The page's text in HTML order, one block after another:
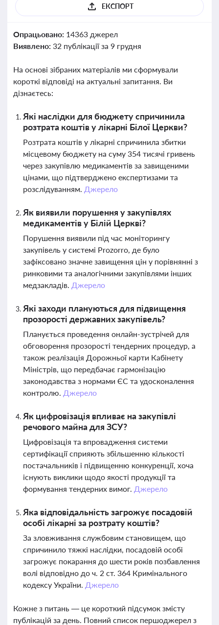
ЕКСПОРТ
Опрацьовано: 14363 джерел
Виявлено: 32 публікації за 9 грудня
На основі зібраних матеріалів ми сформували
короткі відповіді на актуальні запитання. Ви
дізнаєтесь:
Які наслідки для бюджету спричинила
розтрата коштів у лікарні Білої Церкви?
Розтрата коштів у лікарні спричинила збитки
місцевому бюджету на суму 354 тисячі гривень
через закупівлю медикаментів за завищеними
цінами, що підтверджено експертизами та
розслідуванням. Джерело
Як виявили порушення у закупівлях
медикаментів у Білій Церкві?
Порушення виявили під час моніторингу
закупівель у системі Prozorro, де було
зафіксовано значне завищення цін у порівнянні з
ринковими та аналогічними закупівлями інших
медзакладів. Джерело
Які заходи плануються для підвищення
прозорості державних закупівель?
Планується проведення онлайн-зустрічей для
обговорення прозорості тендерних процедур, а
також реалізація Дорожньої карти Кабінету
Міністрів, що передбачає гармонізацію
законодавства з нормами ЄС та удосконалення
контролю. Джерело
Як цифровізація впливає на закупівлі
речового майна для ЗСУ?
Цифровізація та впровадження системи
сертифікації сприяють збільшенню кількості
постачальників і підвищенню конкуренції, хоча
існують виклики щодо якості продукції та
формування тендерних вимог. Джерело
Яка відповідальність загрожує посадовій
особі лікарні за розтрату коштів?
За зловживання службовим становищем, що
спричинило тяжкі наслідки, посадовій особі
загрожує покарання до шести років позбавлення
волі відповідно до ч. 2 ст. 364 Кримінального
кодексу України. Джерело
Кожне з питань — це короткий підсумок змісту
публікацій за день. Повний список першоджерел з